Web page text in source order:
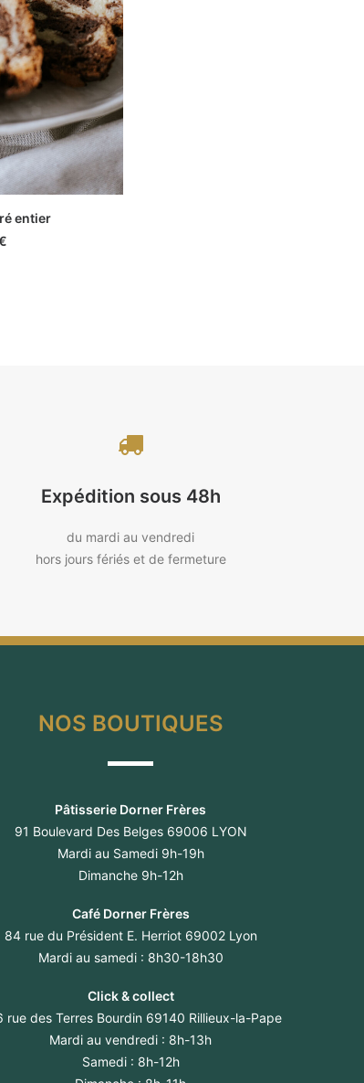
entier
Expédition sous 48h
du mardi au vendredi
hors jours fériés et de fermeture
NOS BOUTIQUES
Pâtisserie Dorner Frères
91 Boulevard Des Belges 69006 LYON
Mardi au Samedi 9h-19h
Dimanche 9h-12h
Café Dorner Frères
84 rue du Président E. Herriot 69002 Lyon
Mardi au samedi : 8h30-18h30
Click & collect
rue des Terres Bourdin 69140 Rillieux-la-Pape
Mardi au vendredi : 8h-13h
Samedi : 8h-12h